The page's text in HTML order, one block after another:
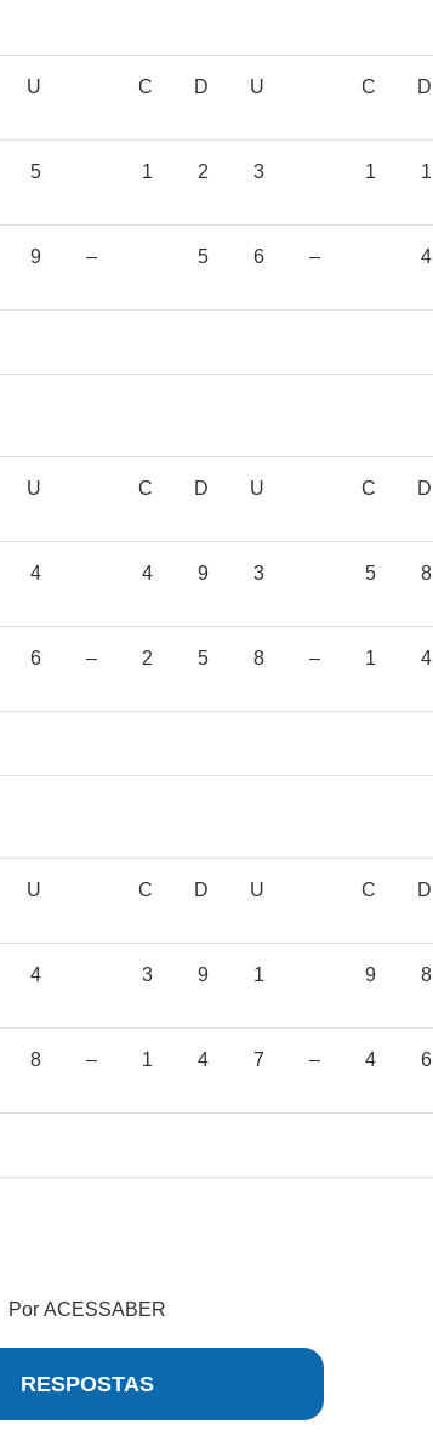
U C D U C D
5 1 2 3 1 1
9 – 5 6 – 4
U C D U C D
4 4 9 3 5 8
6 – 2 5 8 – 1 4
U C D U C D
4 3 9 1 9 8
8 – 1 4 7 – 4 6
Por ACESSABER
RESPOSTAS